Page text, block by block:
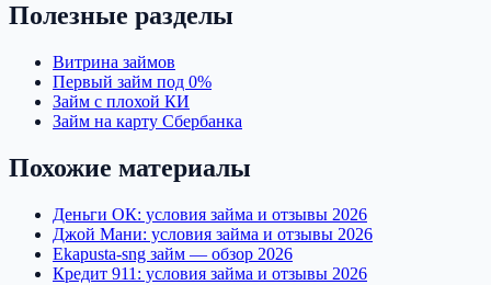
Полезные разделы
Витрина займов
Первый займ под 0%
Займ с плохой КИ
Займ на карту Сбербанка
Похожие материалы
Деньги ОК: условия займа и отзывы 2026
Джой Мани: условия займа и отзывы 2026
Ekapusta-sng займ — обзор 2026
Кредит 911: условия займа и отзывы 2026